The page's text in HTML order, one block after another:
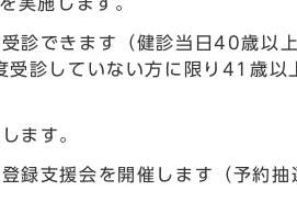
診できます（健診当日40歳以
診していない方に限り41歳以
ます。
録支援会を開催します（予約抽